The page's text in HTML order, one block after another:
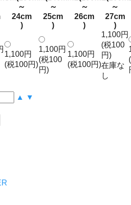
～
24cm
)
～
25cm
)
～
26cm
)
～
27cm
)
1,100円
(税100円)
1,100円
(税100
円)
1,100円
(税100円)
1,100円
(税100
円)
在庫な
し
▲
▼